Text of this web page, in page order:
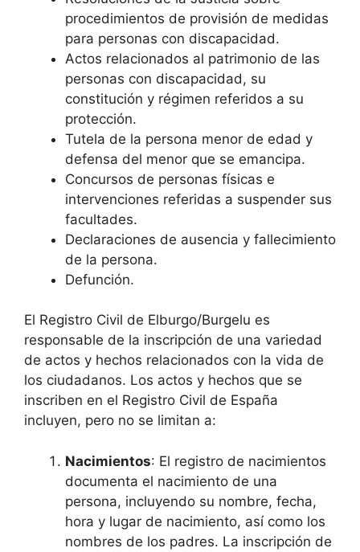
procedimientos de provisión de medidas
para personas con discapacidad.
Actos relacionados al patrimonio de las
personas con discapacidad, su
constitución y régimen referidos a su
protección.
Tutela de la persona menor de edad y
defensa del menor que se emancipa.
Concursos de personas físicas e
intervenciones referidas a suspender sus
facultades.
Declaraciones de ausencia y fallecimiento
de la persona.
Defunción.
El Registro Civil de Elburgo/Burgelu es
responsable de la inscripción de una variedad
de actos y hechos relacionados con la vida de
los ciudadanos. Los actos y hechos que se
inscriben en el Registro Civil de España
incluyen, pero no se limitan a:
Nacimientos: El registro de nacimientos
documenta el nacimiento de una
persona, incluyendo su nombre, fecha,
hora y lugar de nacimiento, así como los
nombres de los padres. La inscripción de